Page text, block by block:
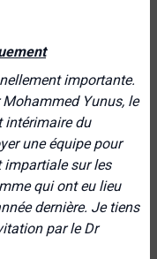
importante.
Yunus, le
intérimaire du
une équipe pour
impartiale sur les
qui ont eu lieu
dernière. Je tiens
par le Dr